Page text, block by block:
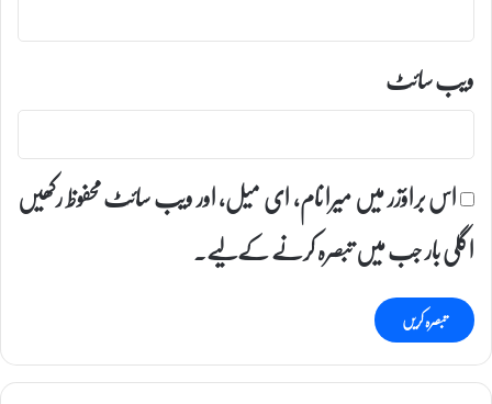
ویب‌ سائٹ
اس براؤزر میں میرا نام، ای میل، اور ویب سائٹ محفوظ رکھیں
اگلی بار جب میں تبصرہ کرنے کےلیے۔